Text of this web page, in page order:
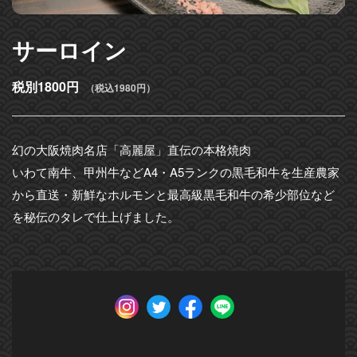
サーロイン
税別1800円 （税込1980円）
幻の大阪焼肉名店「高麗屋」直伝の本格焼肉
いわて南牛、甲州牛などA4・A5ランクの黒毛和牛を生産農家
から直送・新鮮なホルモンと最高級黒毛和牛の希少部位など
を秘伝のタレで仕上げました。